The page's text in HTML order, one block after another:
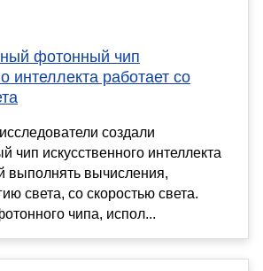
фотонный чип
интеллекта работает со
создали
чип искусственного интеллекта
выполнять вычисления,
света, со скоростью света.
чипа, испол...